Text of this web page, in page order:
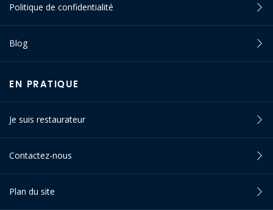
Politique de confidentialité
Blog
EN PRATIQUE
Je suis restaurateur
Contactez-nous
Plan du site